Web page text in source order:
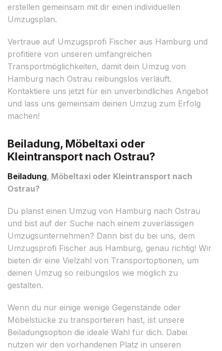
erstellen gemeinsam mit dir einen individuellen
Umzugsplan.
Vertraue auf Umzugsprofi Fischer aus Hamburg und
profitiere von unseren umfangreichen
Transportmöglichkeiten, damit dein Umzug von
Hamburg nach Ostrau reibungslos verläuft.
Kontaktiere uns jetzt für ein unverbindliches Angebot
und lass uns gemeinsam deinen Umzug zum Erfolg
machen!
Beiladung, Möbeltaxi oder
Kleintransport nach Ostrau?
Beiladung, Möbeltaxi oder Kleintransport nach
Ostrau?
Du planst einen Umzug von Hamburg nach Ostrau
und bist auf der Suche nach einem zuverlässigen
Umzugsunternehmen? Dann bist du bei uns, dem
Umzugsprofi Fischer aus Hamburg, genau richtig! Wir
bieten dir eine Vielzahl von Transportoptionen, um
deinen Umzug so reibungslos wie möglich zu
gestalten.
Wenn du nur einige wenige Gegenstände oder
Möbelstücke zu transportieren hast, ist unsere
Beiladungsoption die ideale Wahl für dich. Dabei
nutzen wir den vorhandenen Platz in unseren